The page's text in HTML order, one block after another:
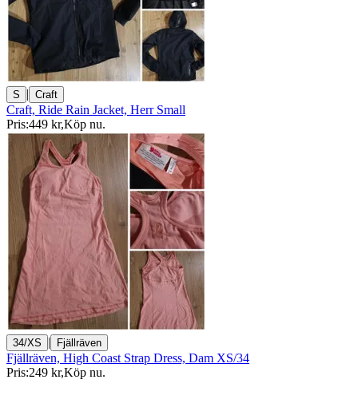
S | Craft
Craft, Ride Rain Jacket, Herr Small
Pris:449 kr,Köp nu.
34/XS | Fjällräven
Fjällräven, High Coast Strap Dress, Dam XS/34
Pris:249 kr,Köp nu.